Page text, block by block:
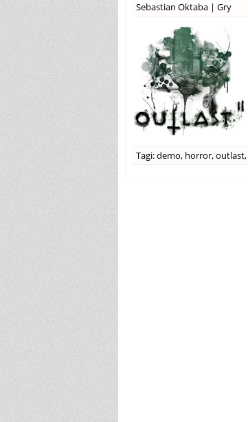
Sebastian Oktaba | Gry
Tagi:demo, horror,outlast,